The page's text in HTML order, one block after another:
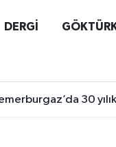
DERGİ
30